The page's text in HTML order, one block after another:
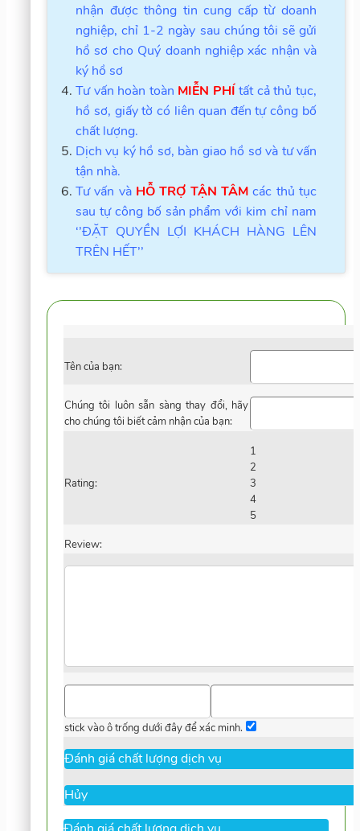
nhận được thông tin cung cấp từ doanh
nghiệp, chỉ 1-2 ngày sau chúng tôi sẽ gửi
hồ sơ cho Quý doanh nghiệp xác nhận và
ký hồ sơ
Tư vấn hoàn toàn MIỄN PHÍ tất cả thủ tục,
hồ sơ, giấy tờ có liên quan đến tự công bố
chất lượng.
Dịch vụ ký hồ sơ, bàn giao hồ sơ và tư vấn
tận nhà.
Tư vấn và HỖ TRỢ TẬN TÂM các thủ tục
sau tự công bố sản phẩm với kim chỉ nam
‘’ĐẶT QUYỀN LỢI KHÁCH HÀNG LÊN
TRÊN HẾT’’
Tên của bạn:
Chúng tôi luôn sẵn sàng thay đổi, hãy
cho chúng tôi biết cảm nhận của bạn:
Rating:
1
2
3
4
5
Review:
stick vào ô trống dưới đây để xác minh.
Hủy